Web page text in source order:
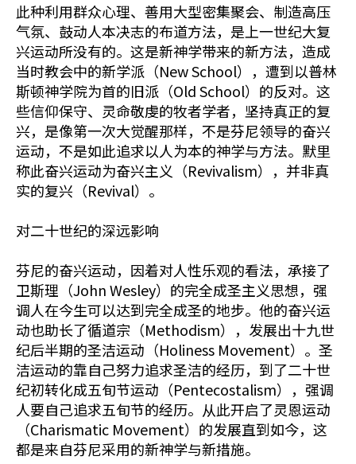
此种利用群众心理、善用大型密集聚会、制造高压
气氛、鼓动人本决志的布道方法，是上一世纪大复
兴运动所没有的。这是新神学带来的新方法，造成
当时教会中的新学派（New School），遭到以普林
斯顿神学院为首的旧派（Old School）的反对。这
些信仰保守、灵命敬虔的牧者学者，坚持真正的复
兴，是像第一次大觉醒那样，不是芬尼领导的奋兴
运动，不是如此追求以人为本的神学与方法。默里
称此奋兴运动为奋兴主义（Revivalism），并非真
实的复兴（Revival）。
对二十世纪的深远影响
芬尼的奋兴运动，因着对人性乐观的看法，承接了
卫斯理（John Wesley）的完全成圣主义思想，强
调人在今生可以达到完全成圣的地步。他的奋兴运
动也助长了循道宗（Methodism），发展出十九世
纪后半期的圣洁运动（Holiness Movement）。圣
洁运动的靠自己努力追求圣洁的经历，到了二十世
纪初转化成五旬节运动（Pentecostalism），强调
人要自己追求五旬节的经历。从此开启了灵恩运动
（Charismatic Movement）的发展直到如今，这
都是来自芬尼采用的新神学与新措施。